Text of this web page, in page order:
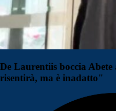
De Laurentiis boccia
risentirà, ma è inadatto"